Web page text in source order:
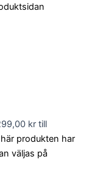
kr till
produkten har
väljas på